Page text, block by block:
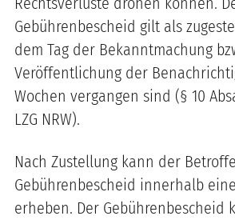
Gebührenbescheid gilt als
dem Tag der Bekanntmachung
Veröffentlichung der
Wochen vergangen sind (§ 10
LZG NRW).
Nach Zustellung kann der
Gebührenbescheid innerhalb
erheben. Der Gebührenbescheid